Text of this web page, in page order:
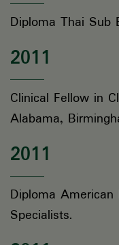
Diploma Thai Sub
2011
Clinical Fellow in
Alabama,
2011
Diploma
Specialists.